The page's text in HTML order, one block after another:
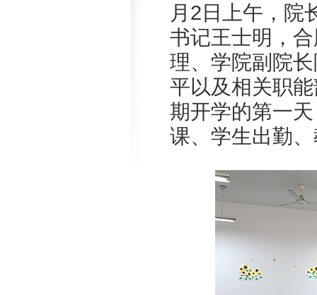
月2日上午，院
书记王士明，
理、学院副院
平以及相关职
期开学的第一
课、学生出勤